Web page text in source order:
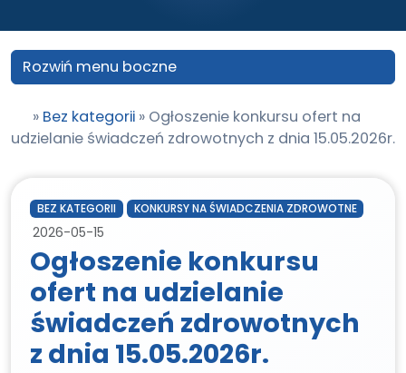
» Bez kategorii » Ogłoszenie konkursu ofert na
udzielanie świadczeń zdrowotnych z dnia 15.05.2026r.
BEZ KATEGORII KONKURSY NA ŚWIADCZENIA ZDROWOTNE
2026-05-15
Ogłoszenie konkursu
ofert na udzielanie
świadczeń zdrowotnych
z dnia 15.05.2026r.
Rozwiń menu boczne